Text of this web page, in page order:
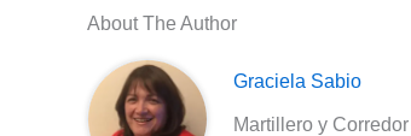
About The Author
Graciela Sabio
Martillero y